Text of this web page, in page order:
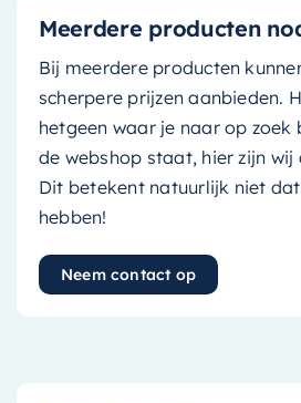
Meerdere producten
Bij meerdere producten
scherpere prijzen aanbieden.
hetgeen waar je naar op zoek
de webshop staat, hier zijn wij
Dit betekent natuurlijk niet
hebben!
Neem contact op